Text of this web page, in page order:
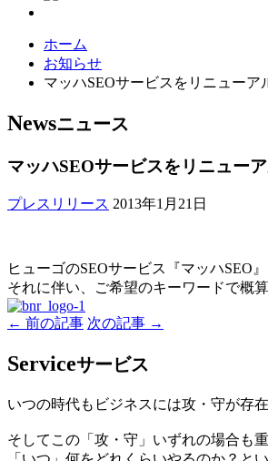
ホーム
お知らせ
マッハSEOサービスをリニューア
Newsニュース
マッハSEOサービスをリニュー
プレスリリース 2013年1月21日
ヒューゴのSEOサービス『マッハSEO
それに伴い、ご希望のキーワードで概
← 前の記事 次の記事 →
Serviceサービス
いつの時代もビジネスには攻・守が存在
そしてこの「攻・守」いずれの場合も